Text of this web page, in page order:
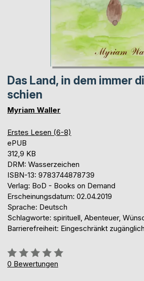
Das Land, in dem immer
schien
Myriam Waller
Erstes Lesen (6-8)
ePUB
312,9 KB
DRM: Wasserzeichen
ISBN-13: 9783744878739
Verlag: BoD - Books on Demand
Erscheinungsdatum: 02.04.2019
Sprache: Deutsch
Schlagworte: spirituell, Abenteuer,
Barrierefreiheit: Eingeschränkt zugänglich
Bewertung::
0%
0 Bewertungen